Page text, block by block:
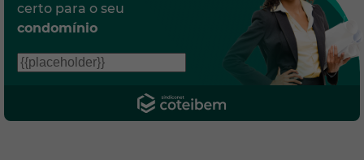
certo para o seu
condomínio